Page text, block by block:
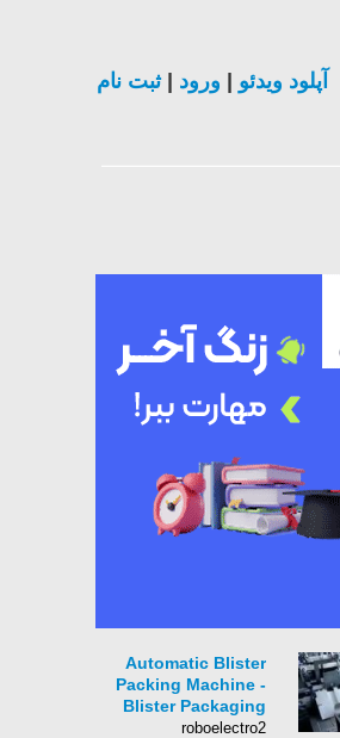
آپلود ویدئو ورود |ثبت نام
Automatic Blister
Packing Machine -
Blister Packaging
Machine
roboelectro2